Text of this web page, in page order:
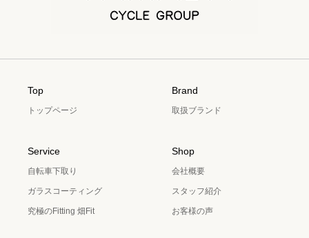
Top
トップページ
Brand
取扱ブランド
Service
自転車下取り
ガラスコーティング
究極のFitting 畑Fit
Shop
会社概要
スタッフ紹介
お客様の声